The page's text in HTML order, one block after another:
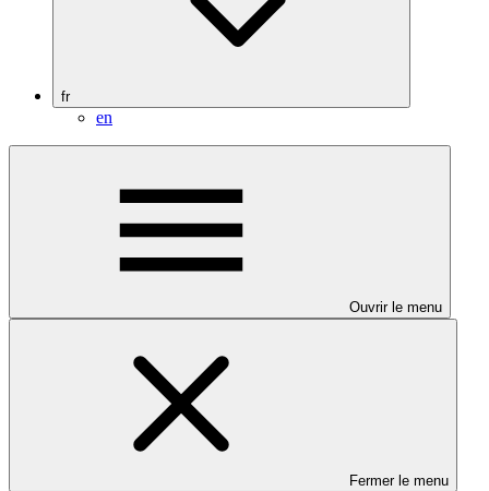
fr
en
Ouvrir le menu
Fermer le menu